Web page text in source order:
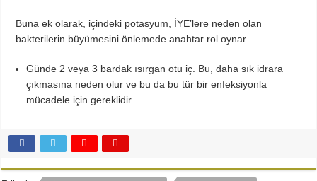
Buna ek olarak, içindeki potasyum, İYE’lere neden olan
bakterilerin büyümesini önlemede anahtar rol oynar.
Günde 2 veya 3 bardak ısırgan otu iç. Bu, daha sık idrara
çıkmasına neden olur ve bu da bu tür bir enfeksiyonla
mücadele için gereklidir.